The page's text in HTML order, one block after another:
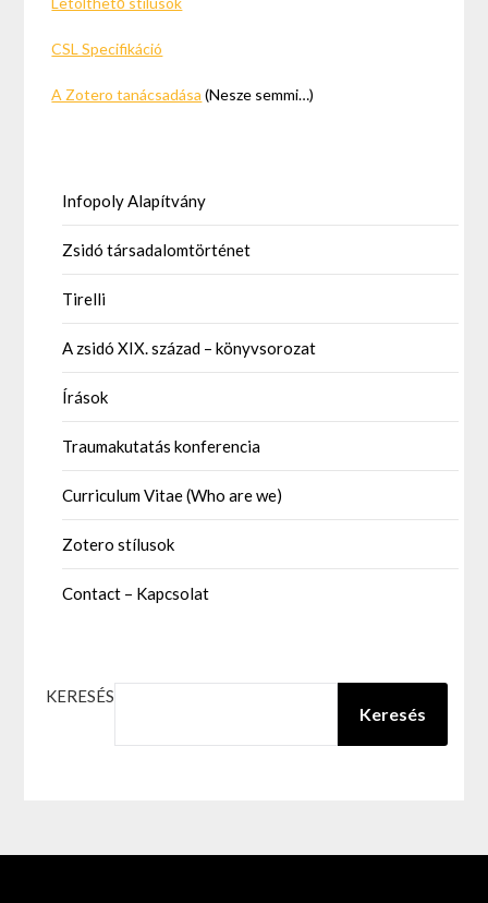
CSL Specifikáció
A Zotero tanácsadása (Nesze semmi…)
Infopoly Alapítvány
Zsidó társadalomtörténet
Tirelli
A zsidó XIX. század – könyvsorozat
Írások
Traumakutatás konferencia
Curriculum Vitae (Who are we)
Zotero stílusok
Contact – Kapcsolat
KERESÉS
Keresés